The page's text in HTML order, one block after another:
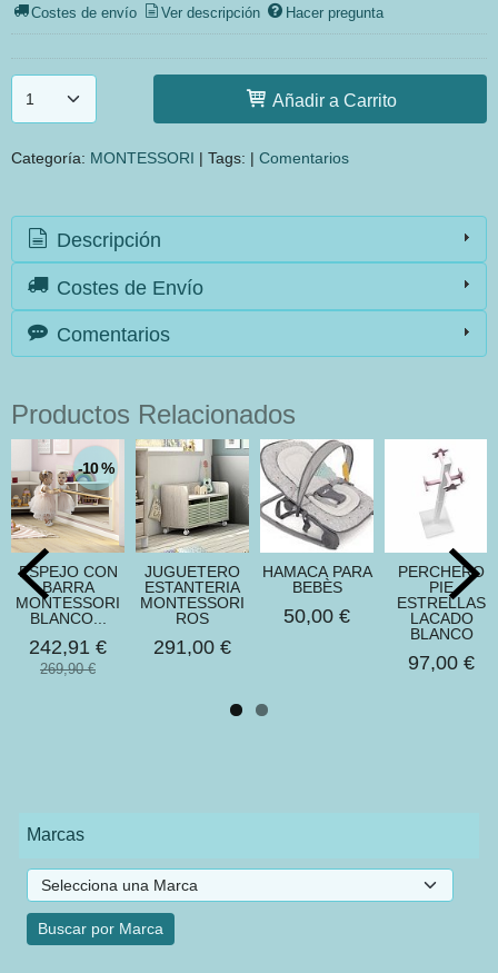
Marcas
Costes de envío Ver descripción Hacer pregunta
Añadir a Carrito
Categoría: MONTESSORI | Tags: | Comentarios
Descripción
Costes de Envío
Comentarios
Productos Relacionados
-10 %
ESPEJO CON
BARRA
MONTESSORI
BLANCO...
242,91 €
269,90 €
JUGUETERO
ESTANTERIA
MONTESSORI
ROS
291,00 €
HAMACA PARA
BEBÈS
50,00 €
PERCHERO
PIE
ESTRELLAS
LACADO
BLANCO
97,00 €